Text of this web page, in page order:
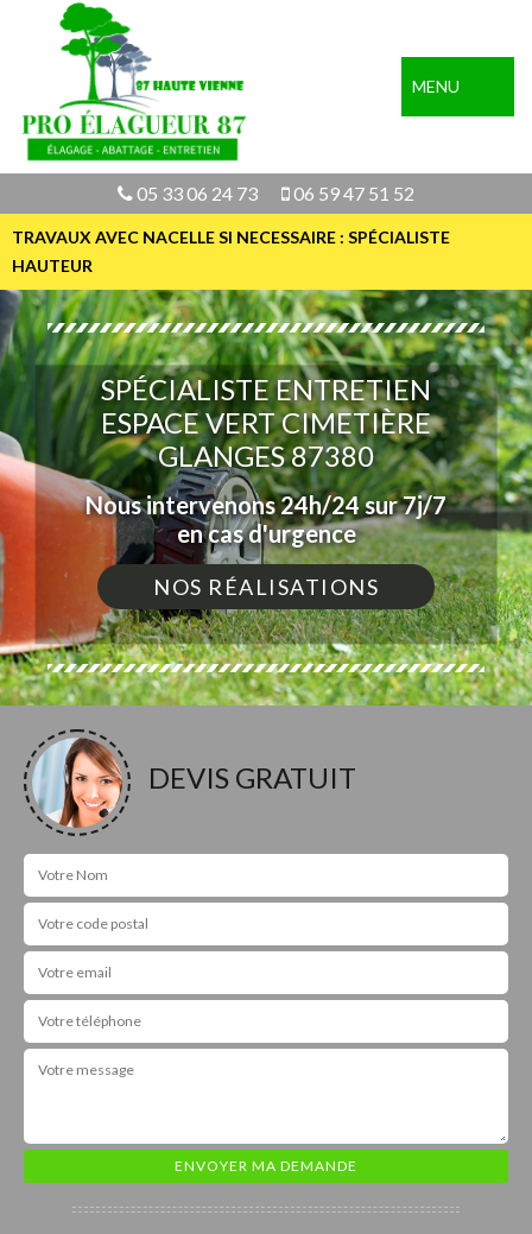
MENU
05 33 06 24 73 06 59 47 51 52
TRAVAUX AVEC NACELLE SI NECESSAIRE : SPÉCIALISTE
HAUTEUR
SPÉCIALISTE ENTRETIEN
ESPACE VERT CIMETIÈRE
GLANGES 87380
Nous intervenons 24h/24 sur 7j/7
en cas d'urgence
NOS RÉALISATIONS
DEVIS GRATUIT